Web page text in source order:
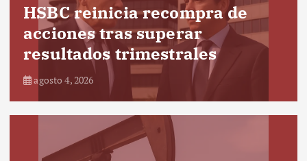
HSBC reinicia recompra de
acciones tras superar
resultados trimestrales
agosto 4, 2026